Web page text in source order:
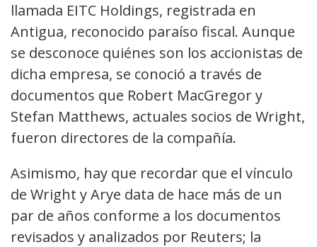
llamada EITC Holdings, registrada en
Antigua, reconocido paraíso fiscal. Aunque
se desconoce quiénes son los accionistas de
dicha empresa, se conoció a través de
documentos que Robert MacGregor y
Stefan Matthews, actuales socios de Wright,
fueron directores de la compañía.
Asimismo, hay que recordar que el vínculo
de Wright y Arye data de hace más de un
par de años conforme a los documentos
revisados y analizados por Reuters; la